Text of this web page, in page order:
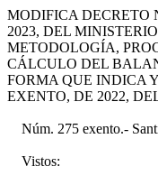
MODIFICA DECRETO
2023, DEL
METODOLOGÍA,
CÁLCULO DEL
FORMA QUE INDICA
EXENTO, DE 2022,
Núm. 275 exento.-
Vistos: